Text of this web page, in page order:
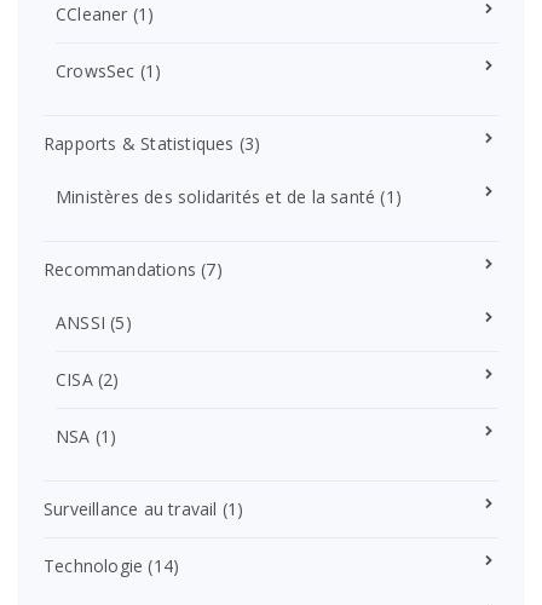
CCleaner (1)
CrowsSec (1)
Rapports & Statistiques (3)
Ministères des solidarités et de la santé (1)
Recommandations (7)
ANSSI (5)
CISA(2)
NSA (1)
Surveillance au travail (1)
Technologie (14)